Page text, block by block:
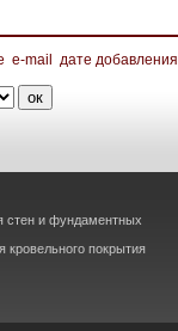
e-mail дате добавления
стен и фундаментных
покрытия